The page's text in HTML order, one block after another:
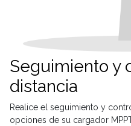
Seguimiento y
distancia
Realice el seguimiento y
opciones de su cargador